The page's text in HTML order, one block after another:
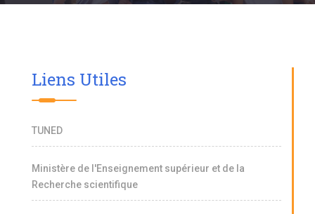
Liens Utiles
TUNED
Ministère de l'Enseignement supérieur et de la
Recherche scientifique